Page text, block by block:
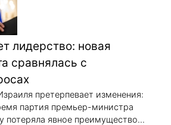
лидерство: новая
сравнялась с
претерпевает изменения:
партия премьер-министра
потеряла явное преимущество...